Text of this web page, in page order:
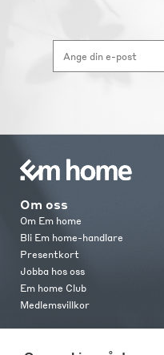
Om oss
Om Em home
Bli Em home-handlare
Presentkort
Jobba hos oss
Em home Club
Medlemsvillkor